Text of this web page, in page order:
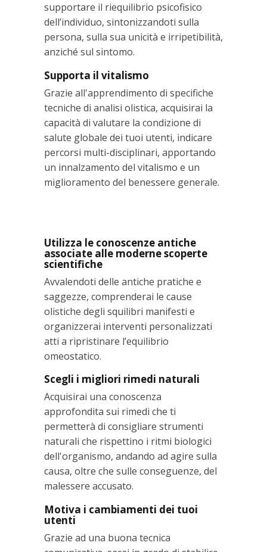
supportare il riequilibrio psicofisico
dell’individuo, sintonizzandoti sulla
persona, sulla sua unicità e irripetibilità,
anziché sul sintomo.
Supporta il vitalismo
Grazie all'apprendimento di specifiche
tecniche di analisi olistica, acquisirai la
capacità di valutare la condizione di
salute globale dei tuoi utenti, indicare
percorsi multi-disciplinari, apportando
un innalzamento del vitalismo e un
miglioramento del benessere generale.
Utilizza le conoscenze antiche
associate alle moderne scoperte
scientifiche
Avvalendoti delle antiche pratiche e
saggezze, comprenderai le cause
olistiche degli squilibri manifesti e
organizzerai interventi personalizzati
atti a ripristinare l’equilibrio
omeostatico.
Scegli i migliori rimedi naturali
Acquisirai una conoscenza
approfondita sui rimedi che ti
permetterà di consigliare strumenti
naturali che rispettino i ritmi biologici
dell'organismo, andando ad agire sulla
causa, oltre che sulle conseguenze, del
malessere accusato.
Motiva i cambiamenti dei tuoi
utenti
Grazie ad una buona tecnica